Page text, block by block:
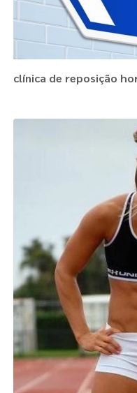
clínica de reposição